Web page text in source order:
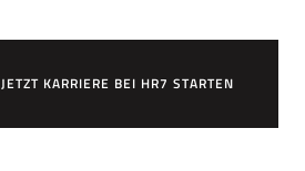
JETZT KARRIERE BEI HR7 STARTEN